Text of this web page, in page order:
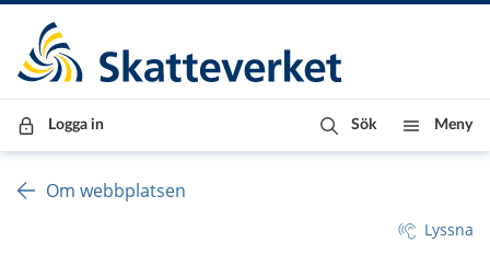
Till innehåll
Till navigationen
Till chattrobot
Logga in Sök Meny
Om webbplatsen
Lyssna